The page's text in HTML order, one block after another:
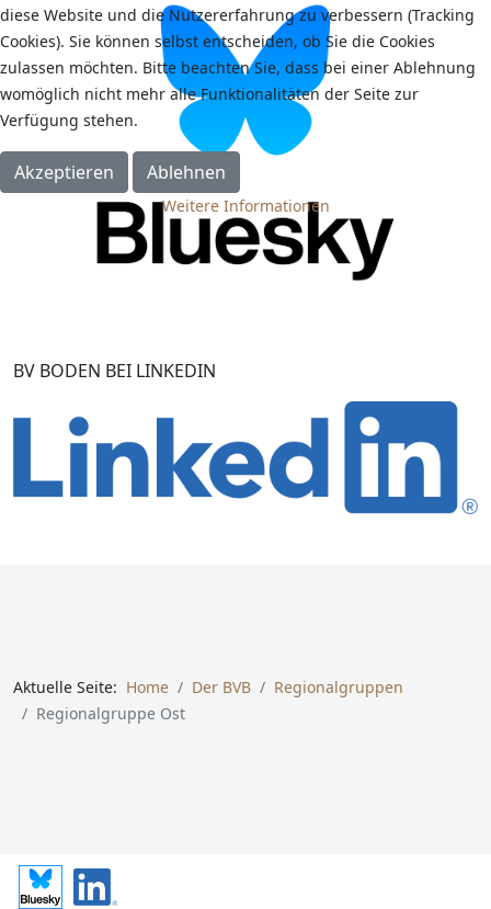
BV BODEN BEI LINKEDIN
Aktuelle Seite: Home Der BVB
Regionalgruppen
Regionalgruppe Ost
diese Website und die Nutzererfahrung zu verbessern (Tracking
Cookies). Sie können selbst entscheiden, ob Sie die Cookies
zulassen möchten. Bitte beachten Sie, dass bei einer Ablehnung
womöglich nicht mehr alle Funktionalitäten der Seite zur
Verfügung stehen.
Akzeptieren Ablehnen
Weitere Informationen